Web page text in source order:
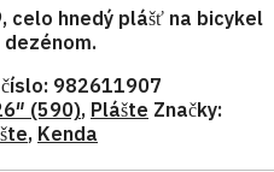
celo hnedý plášť na bicykel
982611907
(590), Plášte Značky:
, Kenda